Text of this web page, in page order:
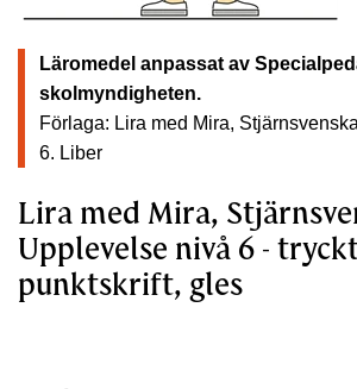
Läromedel anpassat av
skolmyndigheten.
Förlaga: Lira med Mira,
6. Liber
Lira med Mira,
Upplevelse nivå 6 -
punktskrift, gles